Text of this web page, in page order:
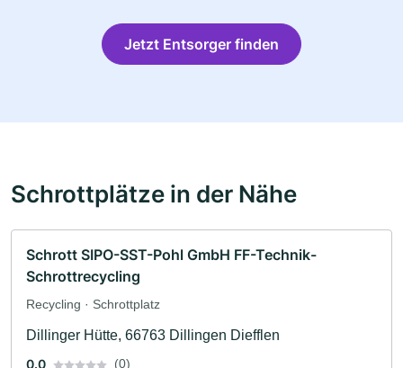
Jetzt Entsorger finden
Schrottplätze in der Nähe
Schrott SIPO-SST-Pohl GmbH FF-Technik-
Schrottrecycling
Recycling · Schrottplatz
Dillinger Hütte, 66763 Dillingen Diefflen
0.0
(0)